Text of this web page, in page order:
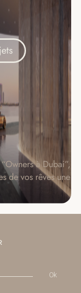
à Dubai”,
de vos rêves une
Ok